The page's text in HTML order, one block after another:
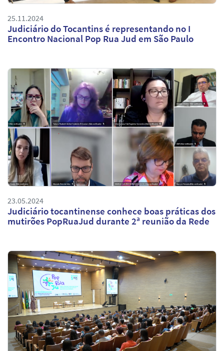
25.11.2024
Judiciário do Tocantins é representando no I
Encontro Nacional Pop Rua Jud em São Paulo
23.05.2024
Judiciário tocantinense conhece boas práticas dos
mutirões PopRuaJud durante 2ª reunião da Rede